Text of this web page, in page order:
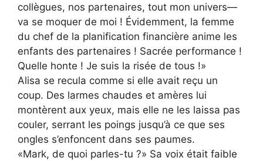
collègues, nos partenaires, tout mon univers—
va se moquer de moi ! Évidemment, la femme
du chef de la planification financière anime les
enfants des partenaires ! Sacrée performance !
Quelle honte ! Je suis la risée de tous !»
Alisa se recula comme si elle avait reçu un
coup. Des larmes chaudes et amères lui
montèrent aux yeux, mais elle ne les laissa pas
couler, serrant les poings jusqu’à ce que ses
ongles s’enfoncent dans ses paumes.
«Mark, de quoi parles-tu ?» Sa voix était faible